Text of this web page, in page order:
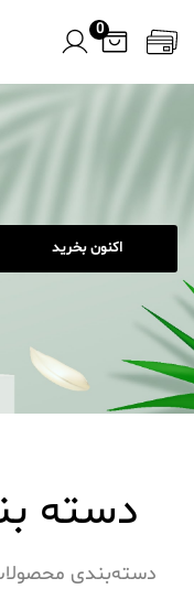
0
اکنون بخرید
دسته
دسته‌بندی